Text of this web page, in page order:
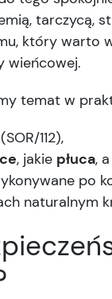
który warto
wieńcowej.
temat w
112),
, jakie płuca,
po
naturalnym